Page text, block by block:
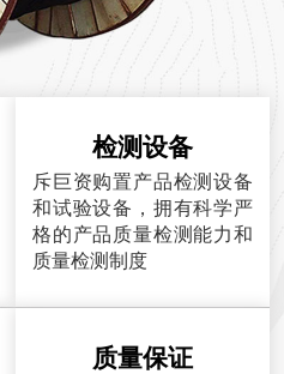
检测设备
斥巨资购置产品检测设备
和试验设备，拥有科学严
格的产品质量检测能力和
质量检测制度
质量保证